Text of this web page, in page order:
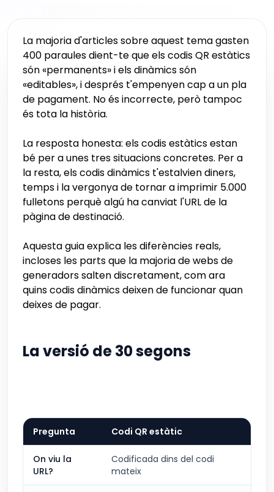
La majoria d'articles sobre aquest tema gasten
400 paraules dient-te que els codis QR estàtics
són «permanents» i els dinàmics són
«editables», i després t'empenyen cap a un pla
de pagament. No és incorrecte, però tampoc
és tota la història.
La resposta honesta: els codis estàtics estan
bé per a unes tres situacions concretes. Per a
la resta, els codis dinàmics t'estalvien diners,
temps i la vergonya de tornar a imprimir 5.000
fulletons perquè algú ha canviat l'URL de la
pàgina de destinació.
Aquesta guia explica les diferències reals,
incloses les parts que la majoria de webs de
generadors salten discretament, com ara
quins codis dinàmics deixen de funcionar quan
deixes de pagar.
La versió de 30 segons
Pregunta Codi QR estàtic
On viu la
URL?
Codificada dins del codi
mateix